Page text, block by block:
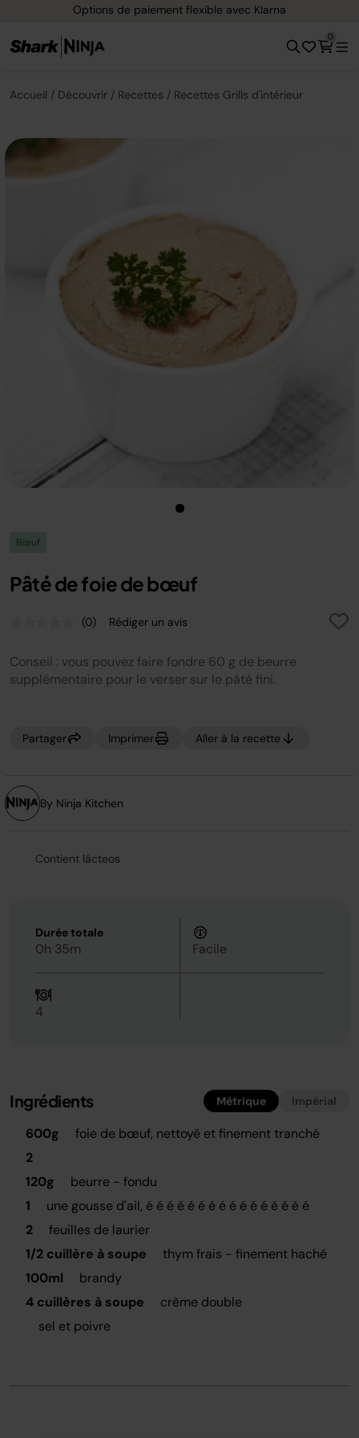
Options de paiement flexible avec Klarna
0
Accueil Découvrir Recettes Recettes Grills d'intérieur
Bœuf
Pâté de foie de bœuf
Aucune
notation.
Lien
page.
(0) Rédiger un avis
Conseil : vous pouvez faire fondre 60 g de beurre
supplémentaire pour le verser sur le pâté fini.
Partager Imprimer Aller à la recette
By Ninja Kitchen
Contient lácteos
Durée totale
0h 35m Facile
4
Ingrédients Métrique Impérial
600g
foie de bœuf, nettoyé et finement tranché
2
120g
beurre - fondu
1
une gousse d'ail, é é é é é é é é é é é é é é é é
2
feuilles de laurier
1/2 cuillère à soupe
thym frais - finement haché
100ml
brandy
4 cuillères à soupe
crème double
sel et poivre